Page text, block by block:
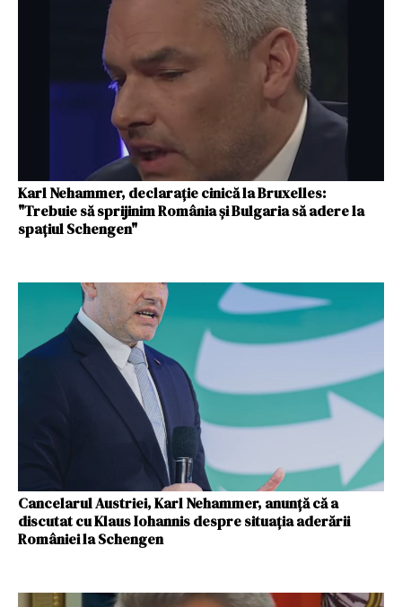
Karl Nehammer, declarație cinică la Bruxelles:
"Trebuie să sprijinim România și Bulgaria să adere la
spațiul Schengen"
Cancelarul Austriei, Karl Nehammer, anunță că a
discutat cu Klaus Iohannis despre situația aderării
României la Schengen